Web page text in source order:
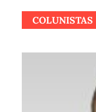
COLUNISTAS